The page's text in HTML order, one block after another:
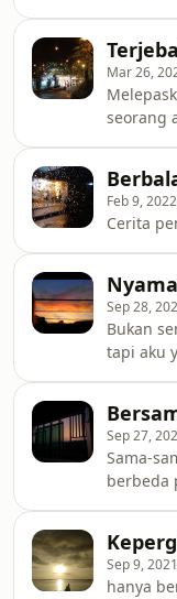
Mar 26,
seorang
Feb 9, 2022
Cerita
Sep 28,
Bukan
tapi aku
Sep 27,
Sama-
berbeda
Sep 9, 2021
hanya